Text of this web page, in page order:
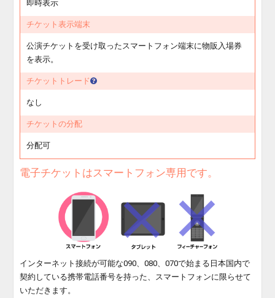
即時表示
チケット表示端末
公演チケットを受け取ったスマートフォン端末に物販入場券
を表示。
チケットトレード
なし
チケットの分配
分配可
電子チケットはスマートフォン専用です。
インターネット接続が可能な090、080、070で始まる日本国内で
契約している携帯電話番号を持った、スマートフォンに限らせて
いただきます。